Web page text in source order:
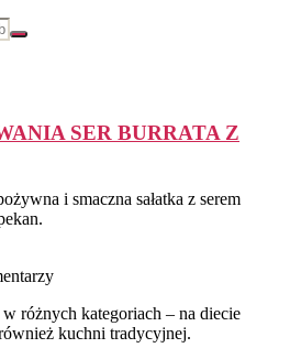
SER BURRATA Z
i smaczna sałatka z serem
różnych kategoriach – na diecie
kuchni tradycyjnej.